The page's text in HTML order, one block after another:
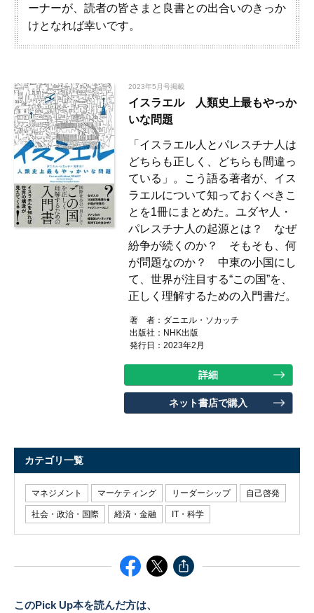
ーナーが、読者の皆さまと良書との出合いのきっか
けとなれば幸いです。
2023年5月号掲載
イスラエル 人類史上最もやっか
いな問題
「イスラエル人とパレスチナ人は
どちらも正しく、どちらも間違っ
ている」。こう語る著者が、イス
ラエルについて知っておくべきこ
とを1冊にまとめた。ユダヤ人・
パレスチナ人の起源とは？ なぜ
紛争が続くのか？ そもそも、何
が問題なのか？ 中東の小国にし
て、世界が注目する“この国”を、
正しく理解するための入門書だ。
著 者： ダニエル・ソカッチ
出版社： NHK出版
発行日：2023年2月
詳細
ネット書店で購入
カテゴリ一覧
マネジメント マーケティング リーダーシップ 自己啓発
社会・政治・国際 経済・金融 IT・科学
このPick Up本を読んだ方は、